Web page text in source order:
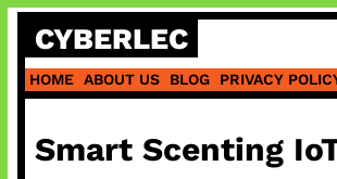
Skip
content
CYBERLEC
HOME ABOUT US BLOG PRIVACY
Smart Scenting